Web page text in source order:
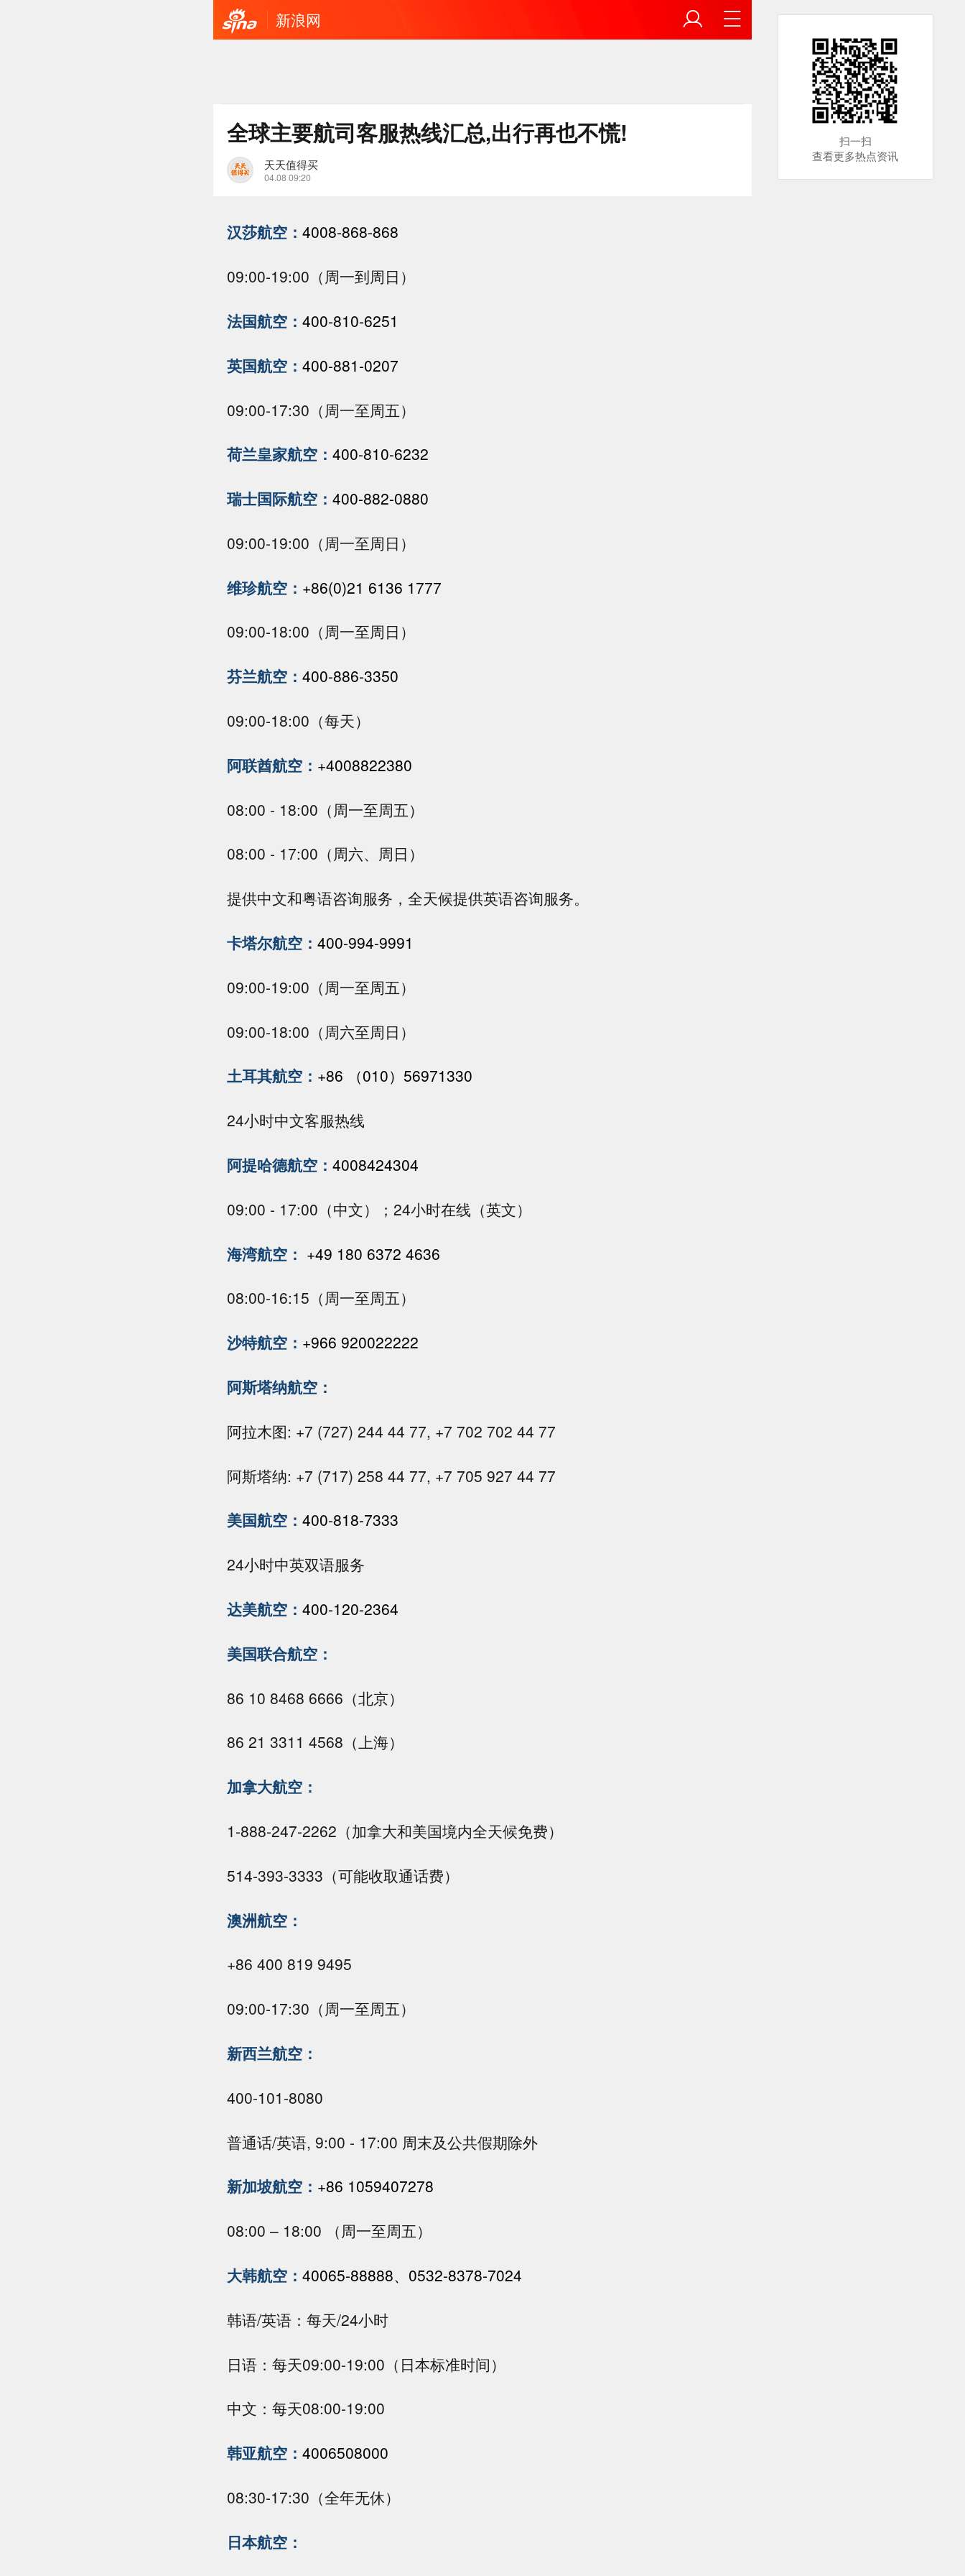
新浪网
全球主要航司客服热线汇总,出行再也不慌!
天天值得买
04.08 09:20
汉莎航空： 4008-868-868
09:00-19:00（周一到周日）
法国航空： 400-810-6251
英国航空： 400-881-0207
09:00-17:30（周一至周五）
荷兰皇家航空： 400-810-6232
瑞士国际航空： 400-882-0880
09:00-19:00（周一至周日）
维珍航空： +86(0)21 6136 1777
09:00-18:00（周一至周日）
芬兰航空： 400-886-3350
09:00-18:00（每天）
阿联酋航空： +4008822380
08:00 - 18:00（周一至周五）
08:00 - 17:00（周六、周日）
提供中文和粤语咨询服务，全天候提供英语咨询服务。
卡塔尔航空： 400-994-9991
09:00-19:00（周一至周五）
09:00-18:00（周六至周日）
土耳其航空： +86 （010）56971330
24小时中文客服热线
阿提哈德航空： 4008424304
09:00 - 17:00（中文）；24小时在线（英文）
海湾航空： +49 180 6372 4636
08:00-16:15（周一至周五）
沙特航空： +966 920022222
阿斯塔纳航空：
阿拉木图: +7 (727) 244 44 77, +7 702 702 44 77
阿斯塔纳: +7 (717) 258 44 77, +7 705 927 44 77
美国航空： 400-818-7333
24小时中英双语服务
达美航空： 400-120-2364
美国联合航空：
86 10 8468 6666（北京）
86 21 3311 4568（上海）
加拿大航空：
1-888-247-2262（加拿大和美国境内全天候免费）
514-393-3333（可能收取通话费）
澳洲航空：
+86 400 819 9495
09:00-17:30（周一至周五）
新西兰航空：
400-101-8080
普通话/英语, 9:00 - 17:00 周末及公共假期除外
新加坡航空： +86 1059407278
08:00 – 18:00 （周一至周五）
大韩航空： 40065-88888、0532-8378-7024
韩语/英语：每天/24小时
日语：每天09:00-19:00（日本标准时间）
中文：每天08:00-19:00
韩亚航空： 4006508000
08:30-17:30（全年无休）
日本航空：
扫一扫
查看更多热点资讯